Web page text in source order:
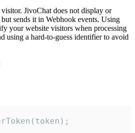
JivoChat does not display or
sends it in Webhook events. Using
your website visitors when processing
using a hard-to-guess identifier to avoid